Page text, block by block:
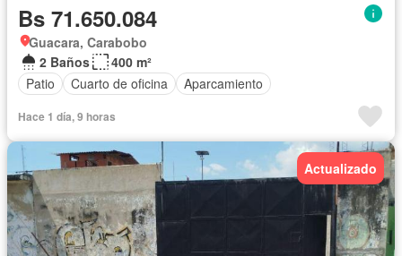
Bs 71.650.084
Guacara, Carabobo
2 Baños
400 m²
Patio
Cuarto de oficina Aparcamiento
Hace 1 día, 9 horas
Actualizado